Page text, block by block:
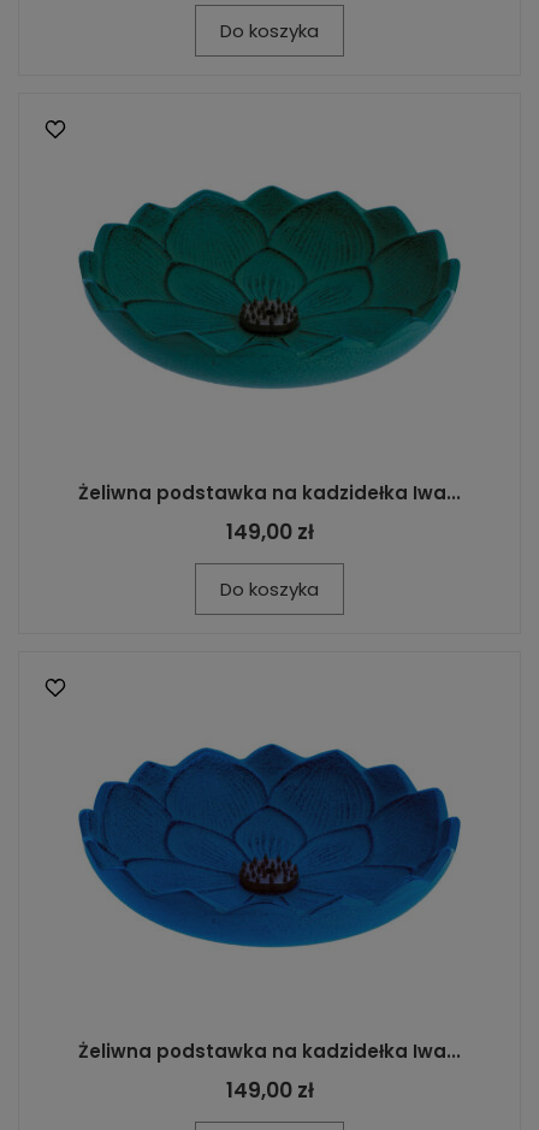
Do koszyka
Żeliwna podstawka na kadzidełka Iwa...
149,00 zł
Do koszyka
Żeliwna podstawka na kadzidełka Iwa...
149,00 zł